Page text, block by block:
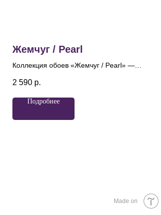
Жемчуг / Pearl
Коллекция обоев «Жемчуг / Pearl» —
утончённой роскоши. Она получила
своё название благодаря нежному
перламутровому сиянию, которое
пронизывает каждое полотно и
настроение — светлое, чистое и
2 590 р.
Подробнее
Made on